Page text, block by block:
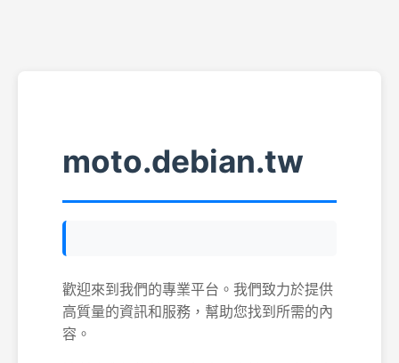
moto.debian.tw
歡迎來到我們的專業平台。我們致力於提供
高質量的資訊和服務，幫助您找到所需的內
容。